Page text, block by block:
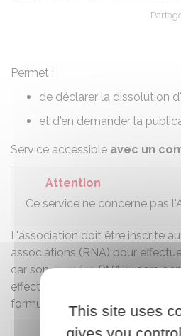
Permet :
de déclarer la dissolution
et d'en demander la
Service accessible avec un
Attention
Ce service ne concerne pas
L'association doit être inscrite
associations (RNA) pour
car sonnuméro RNAlui sera
effectuer la démarche par
formulaire
cerfa n°13972
This site uses
gives you